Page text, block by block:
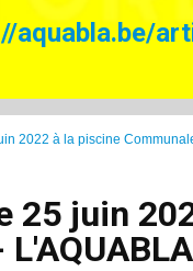
aquabla.be/
2022 à la piscine
25 juin